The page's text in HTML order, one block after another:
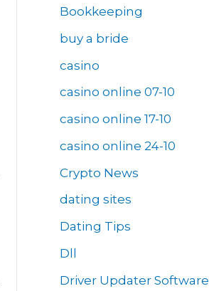
Bookkeeping
buy a bride
casino
casino online 07-10
casino online 17-10
casino online 24-10
Crypto News
dating sites
Dating Tips
Dll
Driver Updater Software